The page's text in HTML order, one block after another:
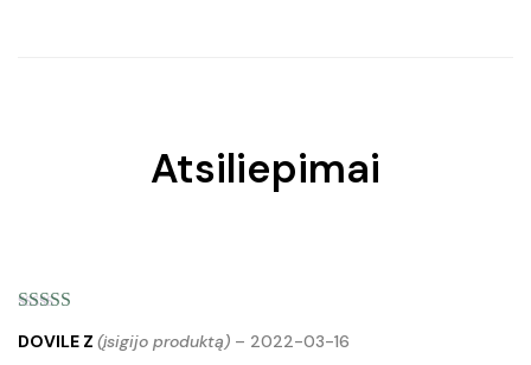
Atsiliepimai
iš 5
DOVILE Z (įsigijo produktą) – 2022-03-16